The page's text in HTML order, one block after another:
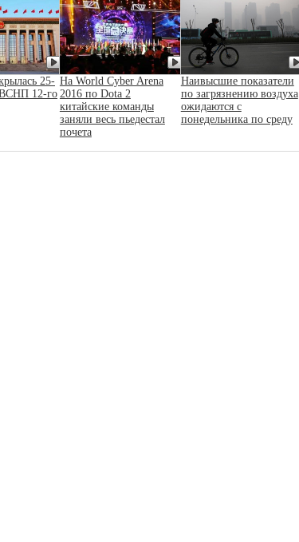
25-
12-го
На World Cyber Arena
2016 по Dota 2
китайские команды
заняли весь пьедестал
почета
Наивысшие показатели
по загрязнению воздуха
ожидаются с
понедельника по среду